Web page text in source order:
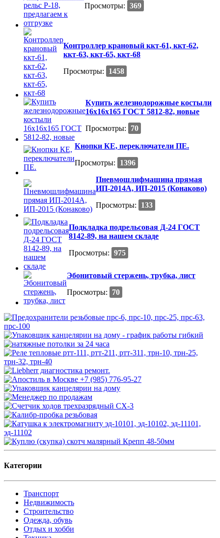
Просмотры: 369
Контроллер крановый ккт-61, ккт-62,
ккт-63, ккт-65, ккт-68
Просмотры:
1458
Купить железнодорожные костыли
16х16х165 ГОСТ 5812-82, новые
Просмотры:
70
Кнопки КЕ, переключатели ПЕ.
Просмотры:
1396
Пневмошлифмашина прямая
ИП-2014А, ИП-2015 (Конаково)
Просмотры:
133
Подкладка подрельсовая Д-24 ГОСТ
8142-89, на нашем складе
Просмотры: 975
Эбонитовый стержень, трубка, лист
Просмотры:
70
Категории
Транспорт
Недвижимость
Строительство
Одежда, обувь
Отдых и хобби